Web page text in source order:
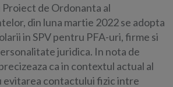
de Ordonanta al
din luna martie 2022 se adopta
in SPV pentru PFA-uri, firme si
juridica. In nota de
ca in contextul actual al
evitarea contactului fizic intre